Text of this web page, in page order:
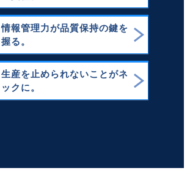
情報管理力が品質保持の鍵を
握る。
生産を止められないことがネ
ックに。